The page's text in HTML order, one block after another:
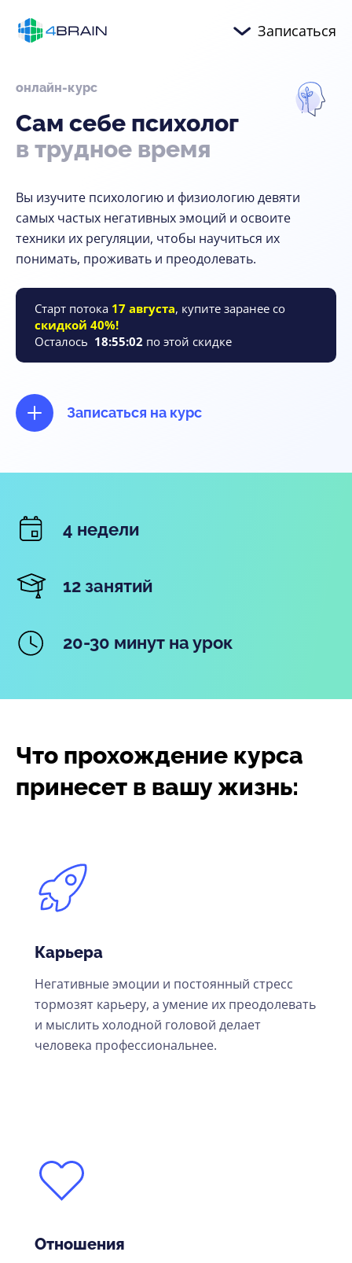
Записаться
онлайн-курс
Сам себе психолог
в трудное время
Вы изучите психологию и физиологию девяти
самых частых негативных эмоций и освоите
техники их регуляции, чтобы научиться их
понимать, проживать и преодолевать.
Старт потока 17 августа, купите заранее со
скидкой 40%!
Осталось 18:55:01 по этой скидке
Записаться на курс
4 недели
12 занятий
20-30 минут на урок
Что прохождение курса
принесет в вашу жизнь:
Карьера
Негативные эмоции и постоянный стресс
тормозят карьеру, а умение их преодолевать
и мыслить холодной головой делает
человека профессиональнее.
Отношения